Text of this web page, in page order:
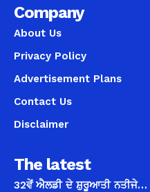
Company
About Us
Privacy Policy
Advertisement Plans
Contact Us
Disclaimer
The latest
32ਵੇਂ ਐਲਡੀ ਦੇ ਸ਼ੁਰੂਆਤੀ ਨਤੀਜੇ…